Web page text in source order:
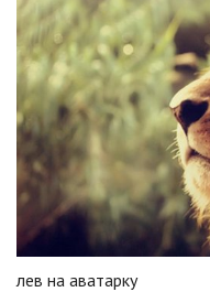
лев на аватарку